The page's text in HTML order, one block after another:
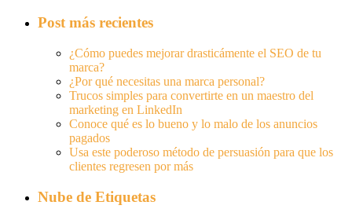
Post más recientes
¿Cómo puedes mejorar drasticámente el SEO de tu
marca?
¿Por qué necesitas una marca personal?
Trucos simples para convertirte en un maestro del
marketing en LinkedIn
Conoce qué es lo bueno y lo malo de los anuncios
pagados
Usa este poderoso método de persuasión para que los
clientes regresen por más
Nube de Etiquetas